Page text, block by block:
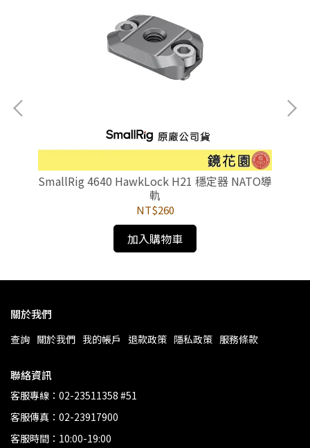
SmallRig 4640 HawkLock H21 穩定器 NATO導
軌
NT$260
加入購物車
關於我們
查詢 關於我們 我的帳戶 退款政策 隱私政策 服務條款
聯絡資訊
客服專線：02-23511358 #51
客服傳真：02-23917900
客服時間：10:00-19:00